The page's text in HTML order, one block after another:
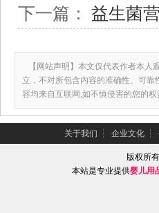
下一篇： 益生菌
【网站声明】本文仅代表作者本人
立，不对所包含内容的准确性、可
容均来自互联网,如不慎侵害的您的权
关于我们 ┆ 企业文化 ┆
版权所有
本站是专业提供婴儿用